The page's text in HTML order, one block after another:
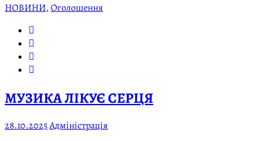
НОВИНИ,Оголошення
МУЗИКА ЛІКУЄ СЕРЦЯ
28.10.2025Адміністрація